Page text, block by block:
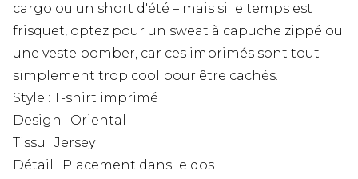
cargo ou un short d'été – mais si le temps est
frisquet, optez pour un sweat à capuche zippé ou
une veste bomber, car ces imprimés sont tout
simplement trop cool pour être cachés.
Style : T-shirt imprimé
Design : Oriental
Tissu : Jersey
Détail : Placement dans le dos